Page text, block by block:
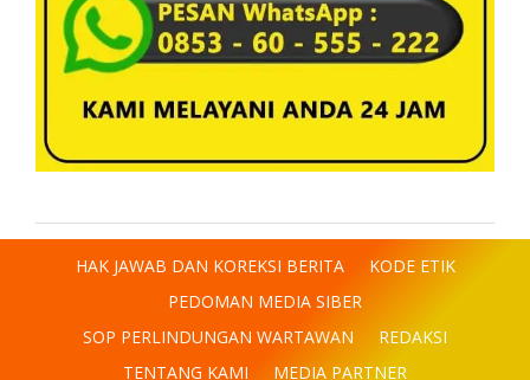
HAK JAWAB DAN KOREKSI BERITA
KODE ETIK
PEDOMAN MEDIA SIBER
SOP PERLINDUNGAN WARTAWAN
REDAKSI
TENTANG KAMI
MEDIA PARTNER